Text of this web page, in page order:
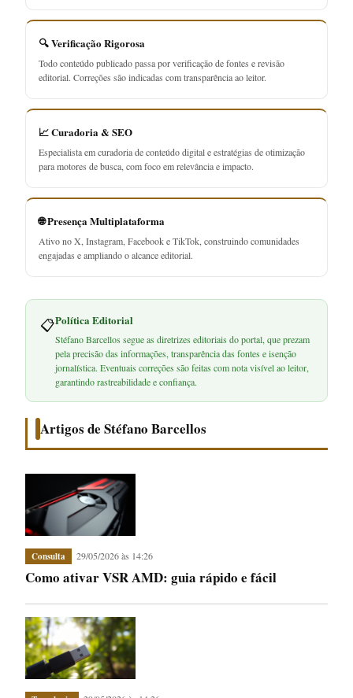
🔍 Verificação Rigorosa
Todo conteúdo publicado passa por verificação de fontes e revisão
editorial. Correções são indicadas com transparência ao leitor.
📈 Curadoria & SEO
Especialista em curadoria de conteúdo digital e estratégias de otimização
para motores de busca, com foco em relevância e impacto.
🌐 Presença Multiplataforma
Ativo no X, Instagram, Facebook e TikTok, construindo comunidades
engajadas e ampliando o alcance editorial.
📋Política Editorial
Stéfano Barcellos segue as diretrizes editoriais do portal, que prezam
pela precisão das informações, transparência das fontes e isenção
jornalística. Eventuais correções são feitas com nota visível ao leitor,
garantindo rastreabilidade e confiança.
Artigos de Stéfano Barcellos
Consulta 29/05/2026 às 14:26
Como ativar VSR AMD: guia rápido e fácil